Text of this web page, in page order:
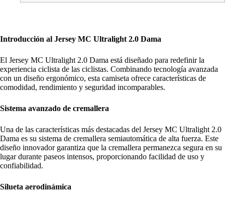
Introducción al Jersey MC Ultralight 2.0 Dama
El Jersey MC Ultralight 2.0 Dama está diseñado para redefinir la
experiencia ciclista de las ciclistas. Combinando tecnología avanzada
con un diseño ergonómico, esta camiseta ofrece características de
comodidad, rendimiento y seguridad incomparables.
Sistema avanzado de cremallera
Una de las características más destacadas del Jersey MC Ultralight 2.0
Dama es su sistema de cremallera semiautomática de alta fuerza. Este
diseño innovador garantiza que la cremallera permanezca segura en su
lugar durante paseos intensos, proporcionando facilidad de uso y
confiabilidad.
Silueta aerodinámica